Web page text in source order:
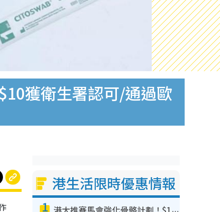
獲衛生署認可/通過歐
港生活限時優惠情報
1